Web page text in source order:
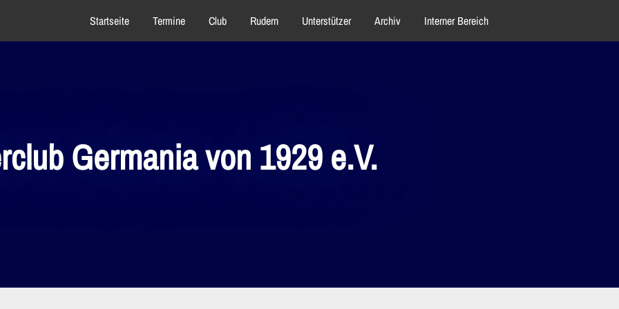
Startseite Termine Club Rudern Unterstützer Archiv Interner Bereich
Germania von 1929 e.V.